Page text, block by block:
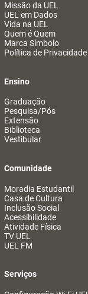
Missão da UEL
UEL em Dados
Vida na UEL
Quem é Quem
Marca Símbolo
Política de Privacidade
Ensino
Graduação
Pesquisa/Pós
Extensão
Biblioteca
Vestibular
Comunidade
Moradia Estudantil
Casa de Cultura
Inclusão Social
Acessibilidade
Atividade Física
TV UEL
UEL FM
Serviços